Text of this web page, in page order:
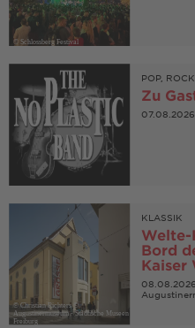
© Schlossberg Festival
POP,
Zu
© Christian Richters ©
Augustinermuseum - Städtische Museen
Freiburg
KLASSIK
Welte-
Bord
Kaiser